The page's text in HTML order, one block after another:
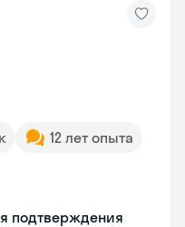
12 лет опыта
подтверждения